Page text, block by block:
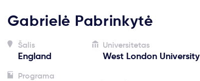
Gabrielė Pabrinkytė
Šalis
England
Universitetas
West London University
Programa